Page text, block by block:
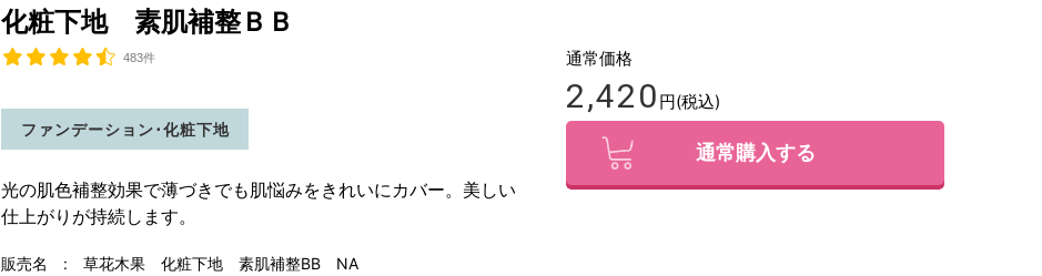
化粧下地 素肌補整ＢＢ
483件
販売名 : 草花木果 化粧下地 素肌補整BB NA
ファンデーション･化粧下地
光の肌色補整効果で薄づきでも肌悩みをきれいにカバー。美しい
仕上がりが持続します。
通常価格
2,420 円(税込)
通常購入する